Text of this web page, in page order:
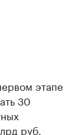
этапе
30
руб.